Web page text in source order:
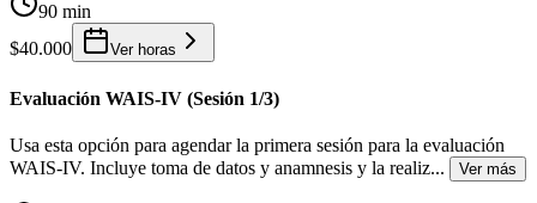
90 min
$40.000
Ver horas
Evaluación WAIS-IV (Sesión 1/3)
Usa esta opción para agendar la primera sesión para la evaluación
WAIS-IV. Incluye toma de datos y anamnesis y la realiz... Ver más